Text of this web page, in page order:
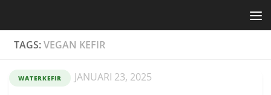
TAGS:VEGAN KEFIR
WATERKEFIR JANUARI 23, 2025